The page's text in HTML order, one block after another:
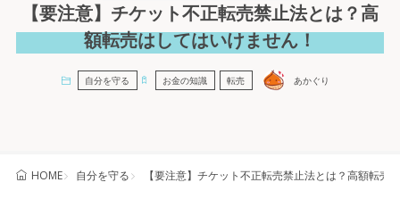
【要注意】チケット不正転売禁止法とは？高
額転売はしてはいけません！
自分を守る お金の知識 転売 あかぐり
HOME 自分を守る 【要注意】チケット不正転売禁止法とは？高額転売